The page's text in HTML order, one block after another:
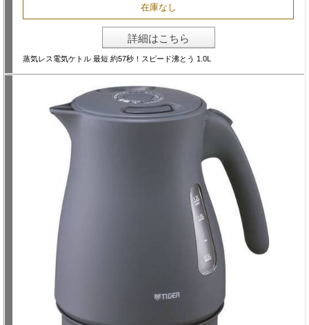
在庫なし
詳細はこちら
蒸気レス電気ケトル 最短 約57秒！スピード沸とう 1.0L